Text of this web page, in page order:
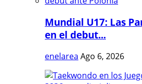
Mundial U17: Las
en el debut...
enelarea Ago 6, 2026